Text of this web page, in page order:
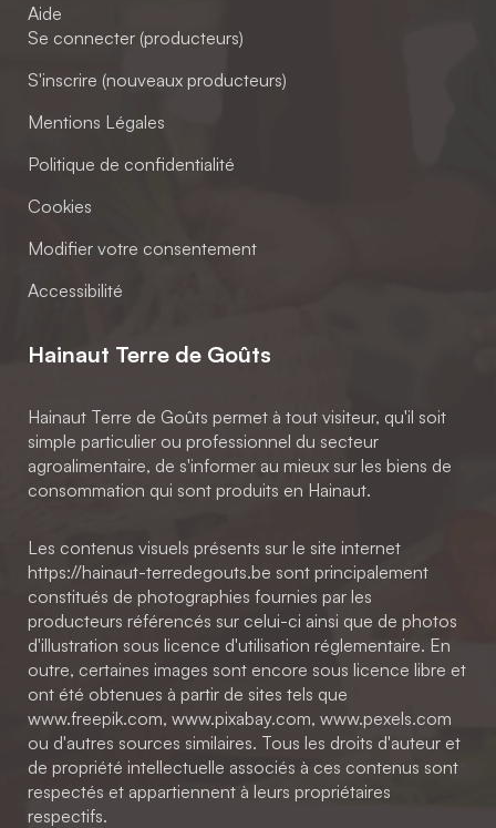
Aide
Se connecter (producteurs)
S'inscrire (nouveaux producteurs)
Mentions Légales
Politique de confidentialité
Cookies
Modifier votre consentement
Accessibilité
Hainaut Terre de Goûts
Hainaut Terre de Goûts permet à tout visiteur, qu'il soit
simple particulier ou professionnel du secteur
agroalimentaire, de s'informer au mieux sur les biens de
consommation qui sont produits en Hainaut.
Les contenus visuels présents sur le site internet
https://hainaut-terredegouts.be sont principalement
constitués de photographies fournies par les
producteurs référencés sur celui-ci ainsi que de photos
d'illustration sous licence d'utilisation réglementaire. En
outre, certaines images sont encore sous licence libre et
ont été obtenues à partir de sites tels que
www.freepik.com, www.pixabay.com, www.pexels.com
ou d'autres sources similaires. Tous les droits d'auteur et
de propriété intellectuelle associés à ces contenus sont
respectés et appartiennent à leurs propriétaires
respectifs.